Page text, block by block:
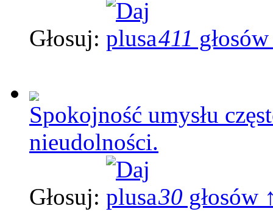
Głosuj: 411
Spokojność umysłu
nieudolności.
Głosuj: 30 głosów